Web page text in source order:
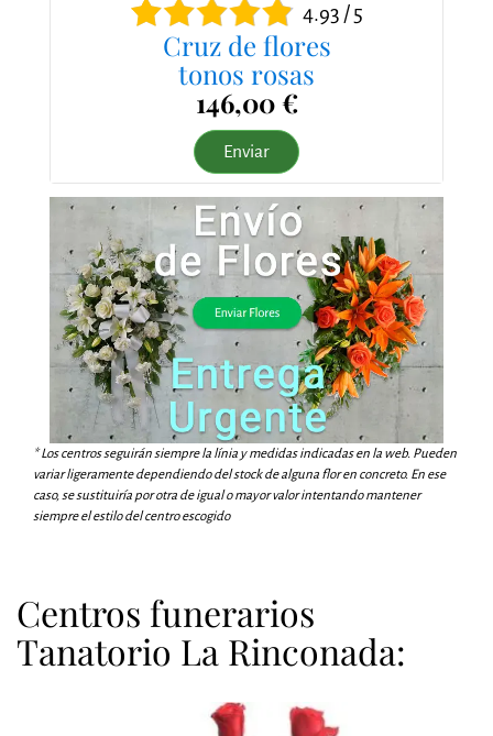
4.93 / 5
Cruz de flores
tonos rosas
146,00 €
Enviar
* Los centros seguirán siempre la línia y medidas indicadas en la web. Pueden
variar ligeramente dependiendo del stock de alguna flor en concreto. En ese
caso, se sustituiría por otra de igual o mayor valor intentando mantener
siempre el estilo del centro escogido
Centros funerarios
Tanatorio La Rinconada: